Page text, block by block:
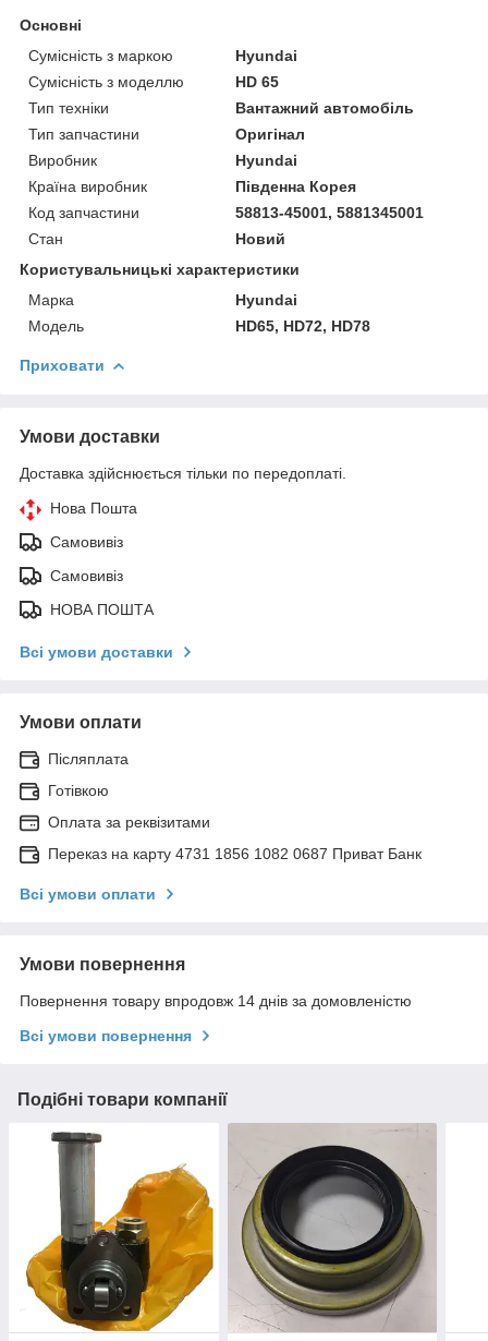
Основні
Сумісність з маркою
Hyundai
Сумісність з моделлю
HD 65
Тип техніки
Вантажний автомобіль
Тип запчастини
Оригінал
Виробник
Hyundai
Країна виробник
Південна Корея
Код запчастини
58813-45001, 5881345001
Стан
Новий
Користувальницькі характеристики
Марка
Hyundai
Модель
HD65, HD72, HD78
Приховати
Умови доставки
Доставка здійснюється тільки по передоплаті.
Нова Пошта
Самовивіз
Самовивіз
НОВА ПОШТА
Всі умови доставки
Умови оплати
Післяплата
Готівкою
Оплата за реквізитами
Переказ на карту 4731 1856 1082 0687 Приват Банк
Всі умови оплати
Умови повернення
Повернення товару впродовж 14 днів за домовленістю
Всі умови повернення
Подібні товари компанії